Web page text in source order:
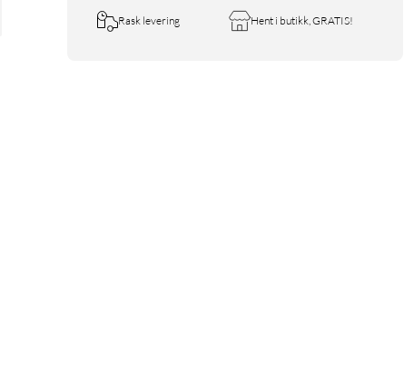
Rask levering Hent i butikk, GRATIS!